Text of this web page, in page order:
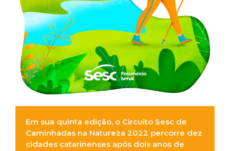
Em sua quinta edição, o Circuito Sesc de
Caminhadas na Natureza 2022 percorre dez
cidades catarinenses após dois anos de